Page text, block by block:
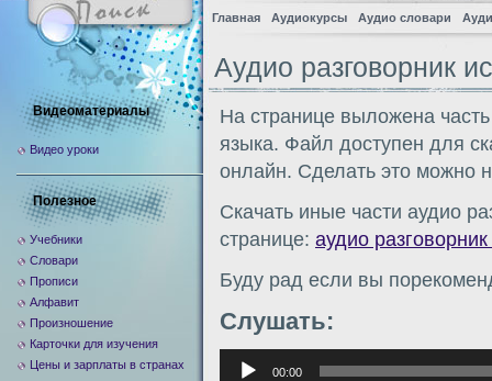
Главная Аудиокурсы Аудио словари
Аудио разговорник
На странице выложена
языка. Файл доступен для
онлайн. Сделать это можно
Скачать иные части аудио
странице: аудио
Буду рад если вы
Слушать:
Аудиоплеер
00:00
Видеоматериалы
Видео уроки
Полезное
Учебники
Словари
Прописи
Алфавит
Произношение
Карточки для изучения
Цены и зарплаты в странах